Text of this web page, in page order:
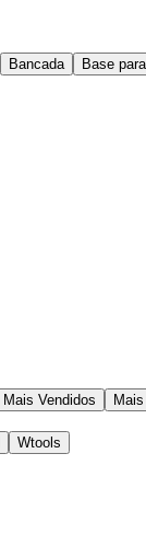
Bancada Base
Mais Vendidos
Wtools